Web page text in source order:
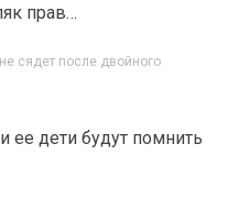
прав…
сядет после двойного
ее дети будут помнить